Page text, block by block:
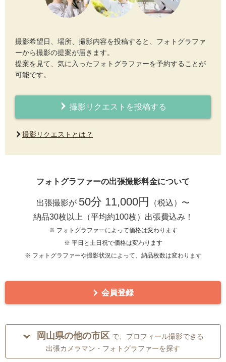
撮影希望日、場所、撮影内容を投稿すると、フォトグラファ
ーから撮影の提案が届きます。
提案を見て、気に入ったフォトグラファーを予約することが
可能です。
撮影リクエストを投稿する
撮影リクエストとは？
フォトグラファーの出張撮影料金について
出張撮影が 50分 11,000円
（税込）〜
納品30枚以上（平均約100枚）出張費込み！
※ フォトグラファーによって価格は変わります
※ 平日と土日祝で価格は変わります
※ フォトグラファーや撮影状況によって、納品枚数は変わります
会員登録
岡山県の他の市区 で、プロフィール撮影できる
出張カメラマン・フォトグラファーを探す